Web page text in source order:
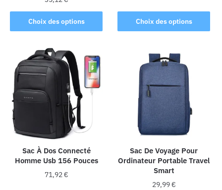
Choix des options
Ce
produit
plusieurs
variations.
Les
options
peuvent
être
choisies
sur
la
page
du
Choix des options
produit
a
variations.
Les
peuvent
être
choisies
sur
la
page
du
produit
Sac À Dos Connecté
Homme Usb 156 Pouces
71,92€
Sac De Voyage Pour
Ordinateur Portable Travel
Smart
29,99€